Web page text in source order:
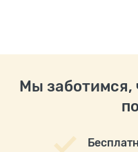
Мы заботимся,